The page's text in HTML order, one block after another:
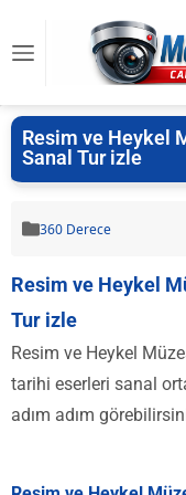
Resim ve Heykel
Sanal Tur izle
360 Derece
Resim ve Heykel
Tur izle
Resim ve Heykel
tarihi eserleri sanal
adım adım